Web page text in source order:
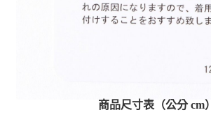
商品尺寸表（公分 cm）